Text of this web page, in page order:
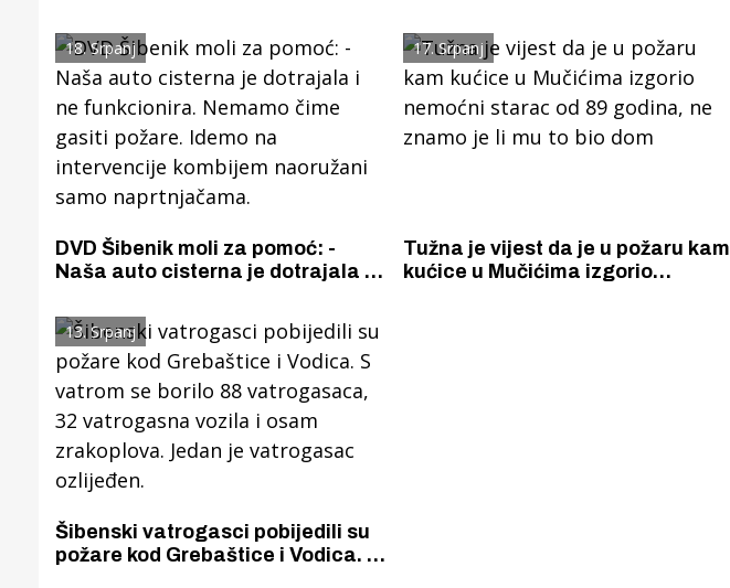
18. Srpanj
DVD Šibenik moli za pomoć: -
Naša auto cisterna je dotrajala i
gasiti požare. Idemo na
intervencije kombijem naoružani
samo naprtnjačama.
17. Srpanj
Tužna je vijest da je u požaru kam
kućice u Mučićima izgorio
13. Srpanj
Šibenski vatrogasci pobijedili su
požare kod Grebaštice i Vodica. S